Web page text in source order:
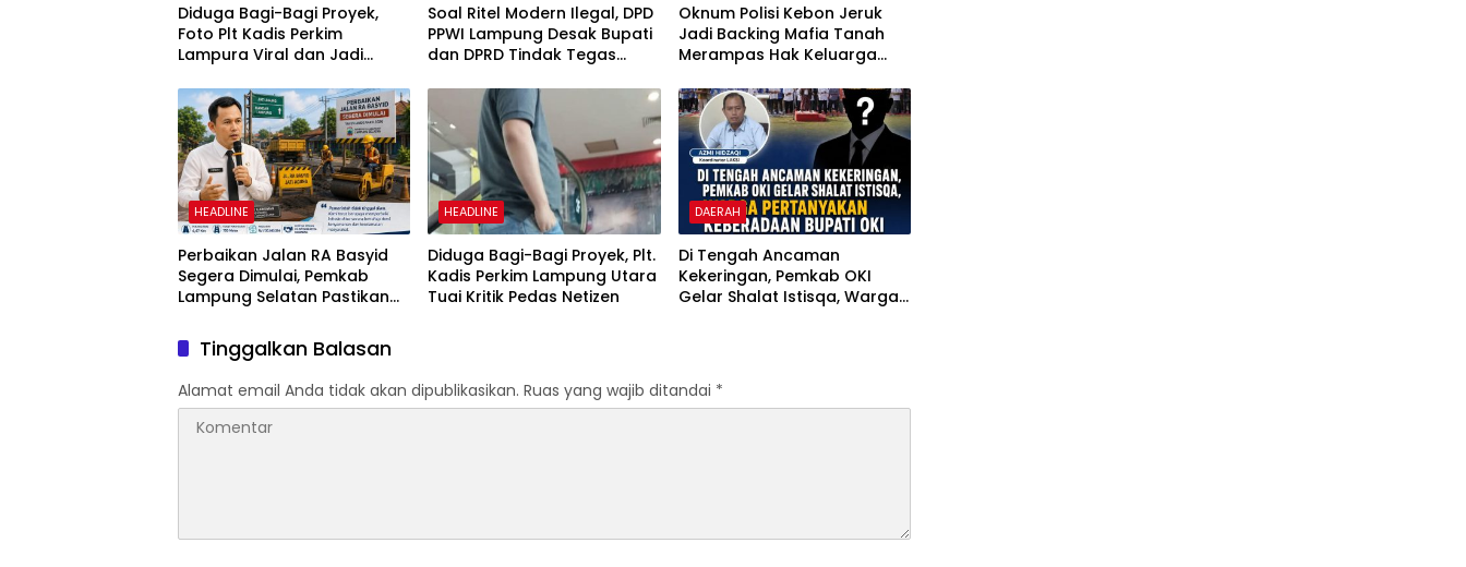
Diduga Bagi-Bagi Proyek,
Foto Plt Kadis Perkim
Lampura Viral dan Jadi
Netizen
Soal Ritel Modern Ilegal, DPD
PPWI Lampung Desak Bupati
dan DPRD Tindak Tegas
02/2016
Oknum Polisi Kebon Jeruk
Jadi Backing Mafia Tanah
Merampas Hak Keluarga
HEADLINE
Perbaikan Jalan RA Basyid
Segera Dimulai, Pemkab
Lampung Selatan Pastikan
dan Nyaman
HEADLINE
Diduga Bagi-Bagi Proyek, Plt.
Kadis Perkim Lampung Utara
Tuai Kritik Pedas Netizen
DAERAH
Di Tengah Ancaman
Kekeringan, Pemkab OKI
Gelar Shalat Istisqa, Warga
Tinggalkan Balasan
Alamat email Anda tidak akan dipublikasikan. Ruas yang wajib ditandai *